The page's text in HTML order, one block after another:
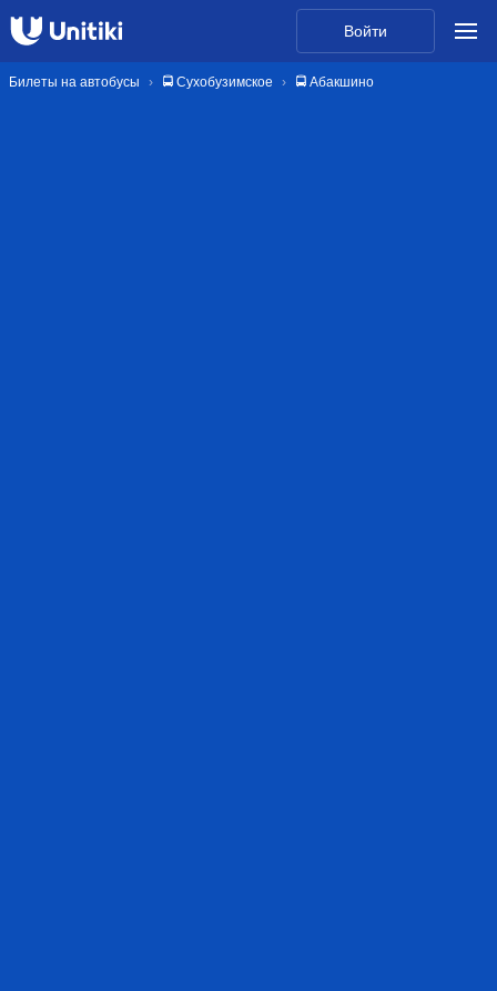
Войти
Билеты на автобусы 🚍 Сухобузимское 🚍 Абакшино